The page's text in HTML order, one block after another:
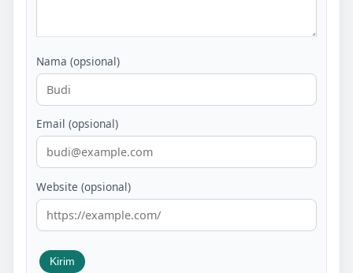
Nama (opsional)
Email (opsional)
Website (opsional)